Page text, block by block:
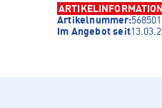
Artikelnummer:
Im Angebot seit